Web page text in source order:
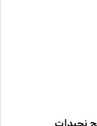
نجيدات